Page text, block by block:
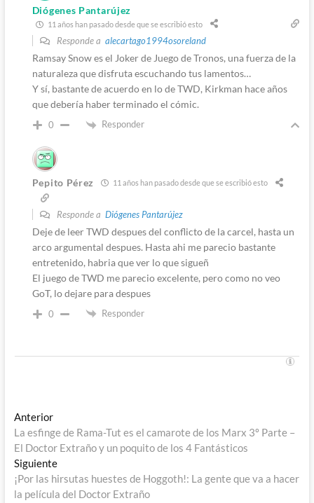
Diógenes Pantarújez
11 años han pasado desde que se escribió esto
Responde a alecartago1994osoreland
Ramsay Snow es el Joker de Juego de Tronos, una fuerza de la
naturaleza que disfruta escuchando tus lamentos…
Y sí, bastante de acuerdo en lo de TWD, Kirkman hace años
que debería haber terminado el cómic.
0 Responder
Pepito Pérez 11 años han pasado desde que se escribió esto
Responde a Diógenes Pantarújez
Deje de leer TWD despues del conflicto de la carcel, hasta un
arco argumental despues. Hasta ahi me parecio bastante
entretenido, habria que ver lo que sigueñ
El juego de TWD me parecio excelente, pero como no veo
GoT, lo dejare para despues
0 Responder
Navegación
de
entradas
AnteriorEntrada
anterior:
La esfinge de Rama-Tut es el camarote de los Marx 3º Parte –
El Doctor Extraño y un poquito de los 4 Fantásticos
SiguienteEntrada
siguiente:
¡Por las hirsutas huestes de Hoggoth!: La gente que va a hacer
la película del Doctor Extraño